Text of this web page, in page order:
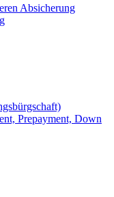
Absicherung
Prepayment, Down